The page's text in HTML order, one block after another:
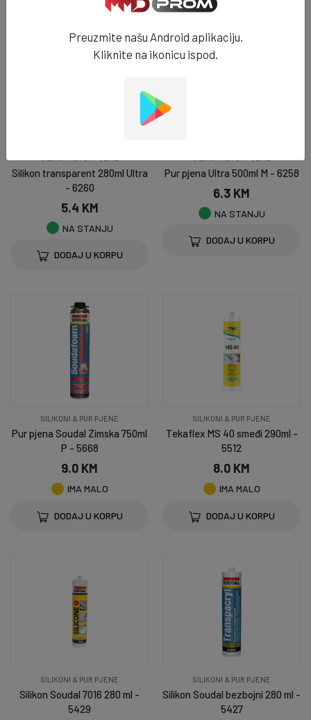
Silikon transparent 280ml Ultra
- 6260
5.4 KM
NA STANJU
DODAJ U KORPU
Pur pjena Ultra 500ml M - 6258
6.3 KM
NA STANJU
DODAJ U KORPU
SILIKONI & PUR PJENE
Pur pjena Soudal Zimska 750ml
P - 5668
9.0 KM
IMA MALO
DODAJ U KORPU
SILIKONI & PUR PJENE
Tekaflex MS 40 smeđi 290ml -
5512
8.0 KM
IMA MALO
DODAJ U KORPU
SILIKONI & PUR PJENE
Silikon Soudal 7016 280 ml -
5429
SILIKONI & PUR PJENE
Silikon Soudal bezbojni 280 ml -
5427
Preuzmite našu Android aplikaciju.
Kliknite na ikonicu ispod.